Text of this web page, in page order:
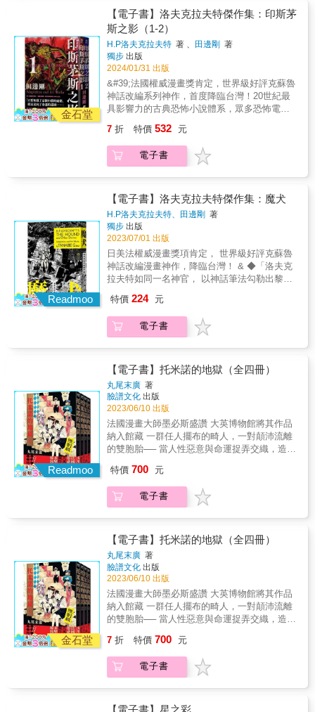
裡溫暖的吐氣、雨水打在肌膚上的溫度、緊握
的手心相觸留下的汗水，以及思念在肩上的重
量，這些細膩的感受透過彷彿用底片捕捉的畫
面，將每一個瞬間的情感凝結成永恆的記憶。
追著主角的背影往下挖掘故事，就更迷失於回
憶、想像與現實之中。 ──王葳 Wei Wang｜插
畫家 在星溧的水彩中，這個熱氣蒸騰的夏日成
了參雜淚水的墨，暈染成一齣齣的告別式：兩
個故事裡的主角都失去了一段友誼，偶然與人
的想念隨著樹影晃動，在濕黏的黑暗裡一亮一
滅，直到雷陣雨洗出了新意。《在夏日》於色
彩上以自然主義的細膩筆法撩撥了我們對青春
絕對值得讀者再三玩味！ ──吳平稑｜漫畫評論
人／IG：格格俱樂部 彷彿能實際感受到夏日的
光、雨、浪花，一點一點打在心上。 ──星期一
回收日｜漫畫家 擅長透過水彩捕捉季節感的韓
國插畫家星溧，這次帶來了一本很「夏天」的
漫畫。翻開書頁，綠意、蟬鳴，以及涼爽卻又
帶著些微濕黏的海風迎面撲來，令人瞬間墜入
分不清現實與想像的魔幻，猶如午後的白日
夢。 本作裡的短篇也恰好都與夢境有關。星溧
們在現實與夢境之間的往返，卻依然幽微地反
映著他們的心理狀態。夢境既是恐懼的投射，
也是撫慰傷痛的寄託，雙重意涵的敘事設計讓
嗎？抑或是那個看似再真實不過的一切，才是
夢境？ 不論如何，因失去而惆悵、裹足不前的
他們，在醒來以後，都變得更有勇氣一些了。
這份勇氣，希望也能傳遞給書頁彼端的你。 ──
倉鼠球營業中｜日劇✕漫畫評論粉專 星溧精準
捕捉了真實世界的色彩和光影，每一次他在社
群上張貼新作品時，乍看會誤認是一張色彩和
觸痕跡。 約10年前有一款濾鏡APP叫做
WATERLOGUE，可把照片直接轉換成水彩質
感，效果還奇佳，記得當時圈內朋友戲稱要被
有讓人們停止欣賞肉身創造的卓越。 細細刻畫
的場景堆疊可以感受到作者後記提到想記錄的
心意，而兩則故事裡重複出現了少年少女在失
去友伴後的追尋、霸凌、夢境，我揣想是否也
是轉化過的某些紀錄。 相似的東亞場景，在夏
季的台灣翻看此書，彷彿也跟著書中的角色一
起在烈日下追逐戲水了。 ──陳沛珛｜繪本／漫
畫創作者 作者簡介 星溧 Seongryul 韓國國立藝
術大學在學生，主要以水彩繪製插畫與漫畫。
IG，至今已累積超過40萬追蹤者，為韓國受到
矚目的新生代插畫家、漫畫家。《在夏日》是
他第一部商業作品，曾榮獲韓國漫畫振興院
2020年50部最佳漫畫，星溧也是首位韓國獲得
當下覺得生澀鬆散，後來回頭看，反而是那些
鬆散的結構和造型讓畫面輕盈不沉悶。然後開
始進行本書後，一直翻出這篇來看，想再畫出
這種鬆卻一直失敗，也許是同時要經營敘事多
了一項要忙，手鬆不了。作為家裡蹲的接案工
作者，一時無取材方向，便以自己和旁人的生
活作為田野去挖掘或偷菜。一開始就決定要畫
短篇集，一來可以挑各種事件獨立成一篇不受
限制，二來是怕搞砸。一個故事，再怎麼樣搞
砸也就是這個短篇內結束。十頁一篇也是個沒
篇幅，但固定的頁數像是自己設的一個遊戲規
則，不同的內容我都得把它們精簡或拉拔到這
個頁數。像這樣的短篇，有動力的話完全可以
寫在筆記本裡就好……本想從容優雅地完成第
一本漫畫，但最後還是按照慣例壓著死線交
貨。這激發了挽回顏面的心情，下一本一定在
時間規劃、畫面、故事上，都會更好……雖然
自己都懷疑是否會有下一本。【本書特色】使
用鉛筆、色鉛筆、水彩作畫，以拙樸的筆感搭
配淡冷的色調，營造歐系繪本式的台灣漫畫窗
綴全書，每一格分鏡都可以獨立成畫特別增加
收錄第10章（距離〉，此為作者為法文版授
權，增添的一個章節我很喜歡陳沛珛的畫風，
處的擺設（那個貓砂的放置以及儲備位置！）
甚至是冰箱的內裡，這一切非常台、又非常
美。從圖文創作的角度回看我們所生活的，帶
點距離，卻又能夠捕捉某種轉瞬即逝的現實。
閱讀的過程非常愉快，若以書裡的內容為喻，
那是從龐大的時間切片裡擷取出來，醃得很好
的一罐透明蘿蔔。――李屏瑤讀著讀著，一格
一格緩慢凝視，沉浸式的聯覺悸動，彷彿帶我
重回小時候閱讀日本漫畫、或年輕時初識圖像
繪的都市場景如此緊貼日常，在地生活的五感
氣味從每個細節縫隙中悄悄溢散，也由於她獨
特的敘事節奏，冷中帶暖，距離感和親近感並
大人的韻味。就像我喜歡這個書名，「暫時先
這樣」，攘往熙來裡的安然況味，這樣剛剛
好。――李明璁【章節介紹】Chapter. 1 Nest
上班族的一天，在月經來的時候特別難熬。唯
一的慰藉，就是回家倒頭吸貓。即使租屋處狹
小雜亂，但正是因為在大城市的生活太艱難，
我們才都需要一個可以當避風港的小窩。
信，單身的男女在月老面前，似乎都一樣虔
誠。只是，縱然月老回應了你鉅細靡遺的理想
條件，怎麼走下去又是另一回事了。Chapter. 3
套進《小森時光》或《昨日的美食》，真是一
獎》最佳中篇。11月，《陣學師：亞米帝斯學
院》上市，融入數學幾何的設定饒富趣味又兼
具知識性，開啟了魔法學院冒險的新篇章！
2014年5月，山德森再次挑戰其多變精湛的寫作
風格，全新打造邪惡版的超級英雄「審判者傳
奇」系列，猶如動作電影般的快節奏冒險，加
上作者一貫擅長的翻轉筆法，再次擄獲所有讀
者的心！6月，出版長達十多年的「時光之輪」
年12月，受邀與電玩公司跨界合作暢銷IOS遊
戲《無盡之劍》背景故事創作上市，被讀者喻
為「完全超越遊戲的快感動作經典！」 目前任
教於楊百翰大學，居於猶他州的歐瑞市，正積
續出版了「審判者傳奇」系列，「迷霧之子」
「颶光典籍」系列，以及科幻長篇「天防者」
系列，繼續以一支快筆和豐沛的創作能量，引
領讀者徜徉在他無限的創作宇宙之中。 2022-
2023年，向書迷告白自己過去兩年祕密寫了四
本書，並於Kickstarter集資平台專案獲得史上
破四千萬美金高標紀錄，震撼全球出版界！ 作
者官網：www.brandonsanderson.com 譯者簡
西爾集團的逾十年寰宇書迷，亦是繁中寰宇社
團內的「寰宇補習班」與讀書會活動協辦之
一。
丹大師指定他為「時光之輪」完結篇的接班人
選！ 2009年10月《時光之輪12：末日風暴》出
版，打敗丹．布朗新書《失落的符號》，空降
紐約時報排行榜冠軍。 2010年2月「迷霧
之子」三部曲陸續在台出版，以其華麗精采又
節奏輕快的內容，破除一般讀者對於奇幻小說
設定繁複，閱讀門檻高的類型限制，掀起奇幻
小說大眾化熱潮，創造全系列至今銷售破二十
萬冊佳績！ 2012年2月，山德森籌思規畫
超過十年的壯闊長篇鉅作「颶光典籍」系列首
列成就，讓評論家和讀者們紛紛驚呼他為「邪
惡的天才」！ 2013年9月，以參訪台灣故宮為
靈感的〈皇帝魂〉摘下全球奇科幻大獎《雨果
院》上市，融入數學幾何的設定饒富趣味又兼
具知識性，開啟了魔法學院冒險的新篇章！
2014年5月，山德森再次挑戰其多變精湛的寫作
風格，全新打造邪惡版的超級英雄「審判者傳
奇」系列，猶如動作電影般的快節奏冒險，加
上作者一貫擅長的翻轉筆法，再次擄獲所有讀
者的心！6月，出版長達十多年的「時光之輪」
年12月，受邀與電玩公司跨界合作暢銷IOS遊
戲《無盡之劍》背景故事創作上市，被讀者喻
為「完全超越遊戲的快感動作經典！」 目前任
教於楊百翰大學，居於猶他州的歐瑞市，正積
續出版了「審判者傳奇」系列，「迷霧之子」
系列後傳，忠實讀者引頸期盼已久的奇幻史詩
「颶光典籍」系列，以及科幻長篇「天防者」
系列，繼續以一支快筆和豐沛的創作能量，引
領讀者徜徉在他無限的創作宇宙之中。 2022-
2023年，向書迷告白自己過去兩年祕密寫了四
本書，並於Kickstarter集資平台專案獲得史上
破四千萬美金高標紀錄，震撼全球出版界！ 作
者官網：www.brandonsanderson.com 譯者簡
西爾集團的逾十年寰宇書迷，亦是繁中寰宇社
團內的「寰宇補習班」與讀書會活動協辦之
一。
苦，但今天我還感受到另一種重量——責任
感。 作者簡介 布蘭登．山德森Brandon
Sanderson 西元1975年生於美國內布拉斯加州
首府林肯。15歲時在書店見到奇幻大師羅伯
特．喬丹的暢銷經典鉅作《時光之輪1：世界之
眼》，從此成為書迷，並立志寫作向大師看
齊。 2005年，首部長篇小說《諸神之城：伊
嵐翠》付梓，連續入選2006、2007美國奇科幻
後陸續寫下「迷霧之子」三部曲、「邪惡圖書
館」系列、《破戰者》等書，被各大書評給與
高度評價，更讓喬丹大師指定他為「時光之
輪」完結篇的接班人選！ 2009年10月《時光之
輪12：末日風暴》出版，打敗丹．布朗新書
《失落的符號》，空降紐約時報排行榜冠
軍。 2010年2月「迷霧之子」三部曲陸續
在台出版，以其華麗精采又節奏輕快的內容，
破除一般讀者對於奇幻小說設定繁複，閱讀門
檻高的類型限制，掀起奇幻小說大眾化熱潮，
創造全系列至今銷售破二十萬冊佳績！
2012年2月，山德森籌思規畫超過十年的壯闊長
篇鉅作「颶光典籍」系列首部曲《王者之路》
推出，超越「迷霧之子」系列成就，讓評論家
年9月，以參訪台灣故宮為靈感的〈皇帝魂〉摘
下全球奇科幻大獎《雨果獎》最佳中篇。11
月，《陣學師：亞米帝斯學院》上市，融入數
魔法學院冒險的新篇章！ 2014年5月，山德森
再次挑戰其多變精湛的寫作風格，全新打造邪
惡版的超級英雄「審判者傳奇」系列，猶如動
作電影般的快節奏冒險，加上作者一貫擅長的
翻轉筆法，再次擄獲所有讀者的心！6月，出版
長達十多年的「時光之輪」系列，終於畫下跨
世紀歷史性的完美句點；同年12月，受邀與電
故事創作上市，被讀者喻為「完全超越遊戲的
快感動作經典！」 目前任教於楊百翰大學，居
於猶他州的歐瑞市，正積極埋頭創作其他系列
作品。 2015-2021年，陸續出版了「審判者傳
引頸期盼已久的奇幻史詩「颶光典籍」系列，
以及科幻長篇「天防者」系列，繼續以一支快
筆和豐沛的創作能量，引領讀者徜徉在他無限
的創作宇宙之中。 2022-2023年，向書迷告白
自己過去兩年祕密寫了四本書，並於
Kickstarter集資平台專案獲得史上破四千萬美
金高標紀錄，震撼全球出版界！ 作者官網：
www.brandonsanderson.com 譯者簡介 林雅儀
墨爾本大學翻譯碩士肄業。想加入凱西爾集團
「寰宇補習班」與讀書會活動協辦之一。
蘇魯神話知名關鍵字初次登場。& & & & & & &
& & & & &&【本書特色】★克蘇魯神話是在上
世紀20年代開始，以洛夫克拉夫特一系列作品
為開端，經由洛夫克拉夫特的友人加以整理後
成為一個重要的恐怖小說創作世界觀。其中的
創作核心「無以名狀的恐怖」、「未知的恐
懼」、「來自外太空的邪神」等等，成為日後
恐怖創作的重要靈感來源，散見於東西方各種
電影、小說、遊戲、漫畫。不管是西方的尼爾‧
蓋曼、史蒂芬‧金，或是東方的小林泰三，全都
品。★20世紀的洛夫克拉夫特作品，在現代已
經較難符合當代讀者的閱讀習慣。田邊剛的改
編為讀者帶來了理解洛夫克拉夫特作品的全新
要代表作，媲美好萊塢億萬製作的紙上電影。
★手塚治蟲文化獎、艾斯納獎、安古蘭國際漫
畫節等等，眾多權威漫畫獎項肯定，第一位獲
得世界級好評的改編洛夫克拉夫特作品的日本
漫畫家！【系列得獎紀錄】★2018年入圍第22
屆手塚治蟲文化獎決選★2018年入圍年美國艾
斯納獎（Eisner Award）★2018年法國安古蘭
品獎（Prix Asie de la Critique ACBD）★2019
年法國日本博覽會（JAPAN EXPO）達摩裝幀
獎、插畫獎。※《印斯茅斯之影》（The
Shadow Over Innsmouth）洛夫克拉夫特「克
之一，創作於1931年，發表於1936年，與《瘋
狂山脈》並稱為洛夫克拉夫特的兩大傑作。本
作亦是作者生前唯一出版過單行本的作品。洛
夫克拉夫特所獨創的「宇宙恐怖（cosmic
horror）」氛圍在作品中表露無遺，同時亦提及
「達貢密教（Esoteric Order of Dagon）」、
「深潛者（Deep Ones）」等「克蘇魯神話」
中的重要關鍵字。【故事大綱】一九二七年七
月。為了慶祝自己成年，我決定周遊新英格蘭
娘家所在地阿卡姆的路上，我意外拜訪了印斯
茅斯──一個從未記載於地圖上，遭到周邊城鎮
眾人嫌惡的港鎮。這個荒廢港鎮的人們有著稱
特長相；四處都有著彷彿在角落黑影中蠢蠢欲
動的詭異存在；以及長久以來暗中流傳的與
「海神」的某種交易&hellip;&hellip;一切都讓我
覺得誤闖了禁地。到了深夜，那些居民不知道
出於何種原因，居然到處尋找我。深刻感受到
生命危險的我，展開了艱難的逃亡之路。然
而，瘋狂又絕望的夜晚才剛開始&hellip;&hellip;
金石堂
【電子書】洛夫克拉夫特傑作集：印斯茅
斯之影（1-2）
H.P洛夫克拉夫特 著 、 田邊剛 著
獨步 出版
2024/01/31 出版
&#39;法國權威漫畫獎肯定，世界級好評克蘇魯
神話改編系列神作，首度降臨台灣！20世紀最
具影響力的古典恐怖小說體系，眾多恐怖電
&mdash;&mdash;只要知道了這個小鎮的祕
密，就是走向了命運的盡頭&hellip;&hellip;與
《克蘇魯的呼喚》、《敦威治驚魂》並稱克蘇
蘇魯神話知名關鍵字初次登場。& & & & & & &
& & & & &&【本書特色】★克蘇魯神話是在上
世紀20年代開始，以洛夫克拉夫特一系列作品
為開端，經由洛夫克拉夫特的友人加以整理後
成為一個重要的恐怖小說創作世界觀。其中的
創作核心「無以名狀的恐怖」、「未知的恐
懼」、「來自外太空的邪神」等等，成為日後
恐怖創作的重要靈感來源，散見於東西方各種
電影、小說、遊戲、漫畫。不管是西方的尼爾‧
受其影響，而有許多以此世界觀創作的精彩作
品。★20世紀的洛夫克拉夫特作品，在現代已
經較難符合當代讀者的閱讀習慣。田邊剛的改
角度。他以電影手法寫實改編洛夫克拉夫特重
要代表作，媲美好萊塢億萬製作的紙上電影。
★手塚治蟲文化獎、艾斯納獎、安古蘭國際漫
畫節等等，眾多權威漫畫獎項肯定，第一位獲
得世界級好評的改編洛夫克拉夫特作品的日本
漫畫家！【系列得獎紀錄】★2018年入圍第22
屆手塚治蟲文化獎決選★2018年入圍年美國艾
國際漫畫節參展★2019年ACBD亞洲最優秀作
品獎（Prix Asie de la Critique ACBD）★2019
年法國日本博覽會（JAPAN EXPO）達摩裝幀
蘇魯神話（Cthulhu Mythos）」主題的代表作
之一，創作於1931年，發表於1936年，與《瘋
狂山脈》並稱為洛夫克拉夫特的兩大傑作。本
作亦是作者生前唯一出版過單行本的作品。洛
夫克拉夫特所獨創的「宇宙恐怖（cosmic
horror）」氛圍在作品中表露無遺，同時亦提及
「達貢密教（Esoteric Order of Dagon）」、
「深潛者（Deep Ones）」等「克蘇魯神話」
中的重要關鍵字。【故事大綱】一九二七年七
地區一趟，收集製作族譜的資料。在前往母親
娘家所在地阿卡姆的路上，我意外拜訪了印斯
茅斯──一個從未記載於地圖上，遭到周邊城鎮
眾人嫌惡的港鎮。這個荒廢港鎮的人們有著稱
7 折 特價 532 元
電子書
Readmoo
【電子書】洛夫克拉夫特傑作集：魔犬
H.P洛夫克拉夫特、田邊剛 著
獨步 出版
2023/07/01 出版
日美法權威漫畫獎項肯定， 世界級好評克蘇魯
神話改編漫畫神作，降臨台灣！ & ◆「洛夫克
拉夫特如同一名神官， 以神話筆法勾勒出黎明
&mdash;&mdash;田邊剛 ◆克蘇魯神話里程碑
之作《魔犬》&mdash;&mdash; 收錄〈神
殿〉、〈魔犬〉、〈無名之城〉經典短篇， 禁
怖電影、遊戲、文學作品永不枯竭的靈感根源
&mdash;&mdash;完全漫畫化！ 【本書特色】
★克蘇魯神話是在上世紀20年代開始，以洛夫
克拉夫特一系列作品為開端， 經由洛夫克拉夫
特的友人加以整理後成為一個重要的恐怖小說
創作世界觀。 其中的創作核心「無以名狀的恐
怖」、「未知的恐懼」、「來自外太空的邪
神」等等， 成為日後恐怖創作的重要靈感來
源，散見於東西方各種電影、小說、遊戲、漫
東方的小林泰三，全都受其影響，而有許多以
此世界觀創作的精彩作品。 ★20世紀的洛夫克
拉夫特作品，在現代已經較難符合當代讀者的
夫克拉夫特作品的全新角度。 他以電影手法寫
實改編洛夫克拉夫特重要代表作，媲美好萊塢
億萬製作的紙上電影。 ★手塚治蟲文化獎、艾
斯納獎、安古蘭國際漫畫節等等， 日美法權威
漫畫獎項肯定，第一位獲得世界級好評的改編
洛夫克拉夫特作品的日本漫畫家！ 【得獎紀
錄】 ★2018年入圍第22屆手塚治蟲文化獎決選
Award） ★2018年法國安古蘭國際漫畫節參展
★2019年ACBD亞洲最優秀作品獎（Prix Asie
de la Critique ACBD） ★2019年法國日本博覽
神話核心設定的一本虛構魔法書，作者是名為
特價 224 元
電子書
Readmoo
【電子書】托米諾的地獄（全四冊）
丸尾末廣 著
臉譜文化 出版
2023/06/10 出版
法國漫畫大師墨必斯盛讚 大英博物館將其作品
納入館藏 一群任人擺布的畸人，一對顛沛流離
的雙胞胎── 當人性惡意與命運捉弄交織，造就
椿》《芋蟲》《帕諾拉馬島綺譚》《發笑吸血
鬼》 日本異色漫畫巨匠 丸尾末廣 生涯迄今最
長篇顫慄巨作 「丸尾末廣是性愛式沸騰的『憤
我會為眼前的創傷或傷口感到心疼，同時又發
自內心地讚賞他向人類展現的殘酷姿態。」 ──
法國漫畫巨匠 墨必斯（Moebius） 故事發生
在昭和時期二戰前夕的東京。 「醬油」與「味
噌」是一對雙胞胎姐弟，出生後不久即被生母
遺棄， 在鄉下給親戚扶養，卻在成長過程中遭
受殘酷的虐待， 最終被賣到淺草以畸形怪胎秀
為賣點的「見世物小屋」。 在那裡，他們被重
新取名為「托米諾」與「化丹」， 與一群同病
生活。 然而好景不常，在見世屋小屋團長
「汪」的操弄下， 兩人遭到拆散，各自踏上地
獄般的人生巡禮&hellip;&hellip; 本作名「托米
特價 700 元
電子書
金石堂
【電子書】托米諾的地獄（全四冊）
丸尾末廣 著
臉譜文化 出版
2023/06/10 出版
法國漫畫大師墨必斯盛讚 大英博物館將其作品
納入館藏 一群任人擺布的畸人，一對顛沛流離
的雙胞胎── 當人性惡意與命運捉弄交織，造就
椿》《芋蟲》《帕諾拉馬島綺譚》《發笑吸血
鬼》 日本異色漫畫巨匠 丸尾末廣 生涯迄今最
長篇顫慄巨作 「丸尾末廣是性愛式沸騰的『憤
我會為眼前的創傷或傷口感到心疼，同時又發
7 折 特價 700 元
電子書
【電子書】星之彩